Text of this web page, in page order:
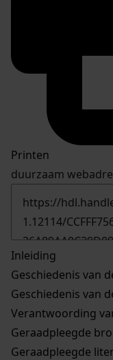
Printen
duurzaam
Inleiding
Geschiedenis van
Geschiedenis van
Verantwoording
Geraadpleegde
Geraadpleegde